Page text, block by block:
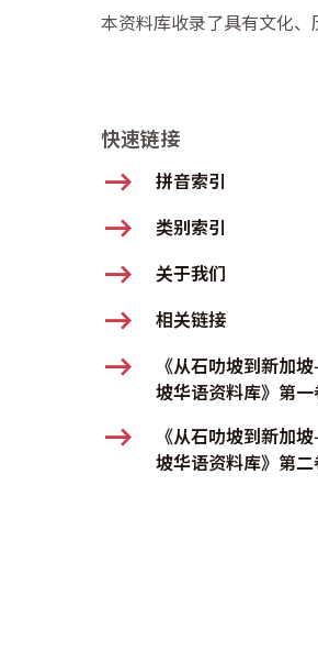
本资料库收录了具有文化
快速链接
拼音索引
类别索引
关于我们
相关链接
《从石叻坡到新加
坡华语资料库》第一
《从石叻坡到新加
坡华语资料库》第二